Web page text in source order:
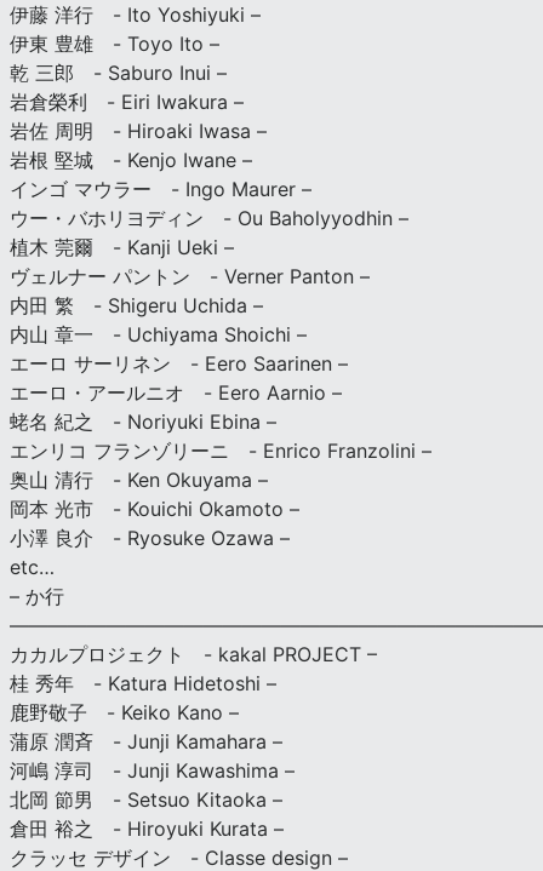
伊藤 洋行 - Ito Yoshiyuki –
伊東 豊雄 - Toyo Ito –
乾 三郎 - Saburo Inui –
岩倉榮利 - Eiri Iwakura –
岩佐 周明 - Hiroaki Iwasa –
岩根 堅城 - Kenjo Iwane –
インゴ マウラー - Ingo Maurer –
ウー・バホリヨディン - Ou Baholyyodhin –
植木 莞爾 - Kanji Ueki –
ヴェルナー パントン - Verner Panton –
内田 繁 - Shigeru Uchida –
内山 章一 - Uchiyama Shoichi –
エーロ サーリネン - Eero Saarinen –
エーロ・アールニオ - Eero Aarnio –
蛯名 紀之 - Noriyuki Ebina –
エンリコ フランゾリーニ - Enrico Franzolini –
奥山 清行 - Ken Okuyama –
岡本 光市 - Kouichi Okamoto –
小澤 良介 - Ryosuke Ozawa –
etc…
– か行
カカルプロジェクト - kakal PROJECT –
桂 秀年 - Katura Hidetoshi –
鹿野敬子 - Keiko Kano –
蒲原 潤斉 - Junji Kamahara –
河嶋 淳司 - Junji Kawashima –
北岡 節男 - Setsuo Kitaoka –
倉田 裕之 - Hiroyuki Kurata –
クラッセ デザイン - Classe design –